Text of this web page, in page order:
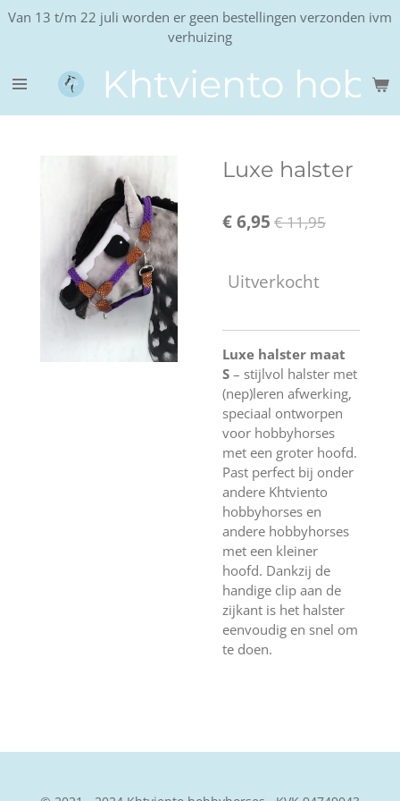
Ga
de
hoofdinhoud
Khtviento
Van 13 t/m 22 juli worden er geen bestellingen verzonden ivm
verhuizing
Luxe halster
€ 6,95 € 11,95
Uitverkocht
Luxe halster maat
S – stijlvol halster met
(nep)leren afwerking,
speciaal ontworpen
voor hobbyhorses
met een groter hoofd.
Past perfect bij onder
andere Khtviento
hobbyhorses en
andere hobbyhorses
met een kleiner
hoofd. Dankzij de
handige clip aan de
zijkant is het halster
eenvoudig en snel om
te doen.